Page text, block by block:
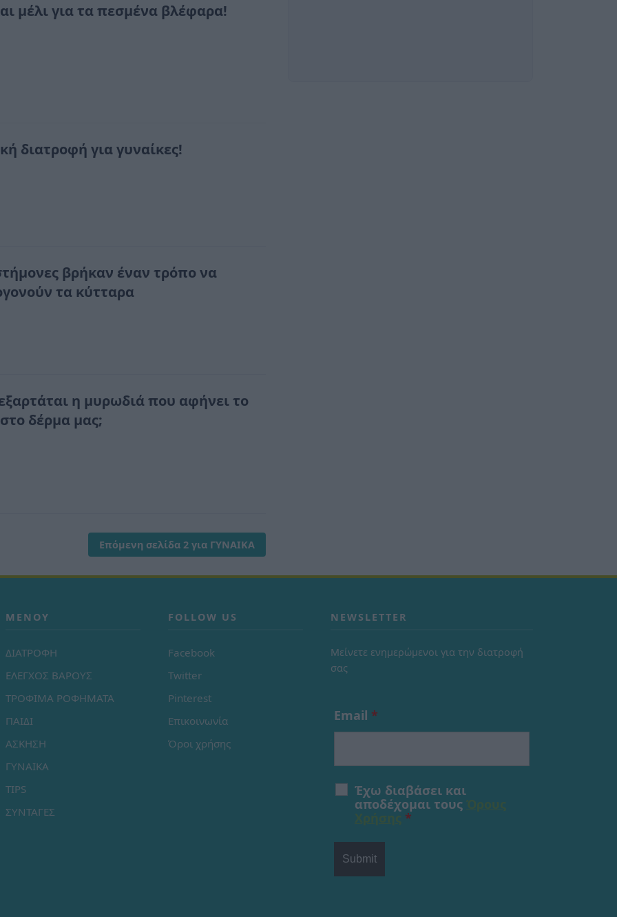
μέλι για τα πεσμένα βλέφαρα!
διατροφή για γυναίκες!
βρήκαν έναν τρόπο να
τα κύτταρα
η μυρωδιά που αφήνει το
δέρμα μας;
Επόμενη σελίδα 2 για ΓΥΝΑΙΚΑ
ΜΕΝΟΎ
ΔΙΑΤΡΟΦΗ
ΕΛΕΓΧΟΣ ΒΑΡΟΥΣ
ΤΡΟΦΙΜΑ ΡΟΦΗΜΑΤΑ
ΠΑΙΔΙ
ΑΣΚΗΣΗ
ΓΥΝΑΙΚΑ
TIPS
ΣΥΝΤΑΓΕΣ
FOLLOW US
Facebook
Twitter
Pinterest
Επικοινωνία
Όροι χρήσης
NEWSLETTER
Μείνετε ενημερώμενοι για την διατροφή
σας
Email *
Έχω διαβάσει και
αποδέχομαι τους
*